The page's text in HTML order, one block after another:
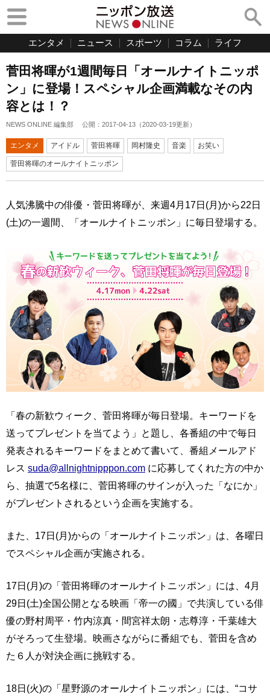
エンタメ ニュース スポーツ コラム ライフ
菅田将暉が1週間毎日「オールナイトニッポ
ン」に登場！スペシャル企画満載なその内
容とは！？
NEWS ONLINE 編集部 公開： 2017-04-13 （2020-03-19更新）
エンタメ アイドル 菅田将暉 岡村隆史 音楽 お笑い
菅田将暉のオールナイトニッポン
人気沸騰中の俳優・菅田将暉が、来週4月17日(月)から22日
(土)の一週間、「オールナイトニッポン」に毎日登場する。
「春の新歓ウィーク、菅田将暉が毎日登場。キーワードを
送ってプレゼントを当てよう」と題し、各番組の中で毎日
発表されるキーワードをまとめて書いて、番組メールアド
レス suda@allnightnipppon.com に応募してくれた方の中か
ら、抽選で5名様に、菅田将暉のサインが入った「なにか」
がプレゼントされるという企画を実施する。
また、17日(月)からの「オールナイトニッポン」は、各曜日
でスペシャル企画が実施される。
17日(月)の「菅田将暉のオールナイトニッポン」には、4月
29日(土)全国公開となる映画「帝一の國」で共演している俳
優の野村周平・竹内涼真・間宮祥太朗・志尊淳・千葉雄大
がそろって生登場。映画さながらに番組でも、菅田を含め
た６人が対決企画に挑戦する。
18日(火)の「星野源のオールナイトニッポン」には、“コサ